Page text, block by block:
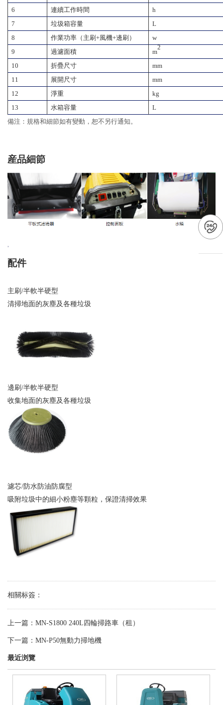
6
連續工作時間
h
7
垃圾箱容量
L
8
作業功率（主刷+風機+邊刷）
w
9
過濾面積 m
2
10 折疊尺寸
mm
11
展開尺寸
mm
12
淨重
kg
13
水箱容量
L
備注：規格和細節如有變動，恕不另行通知 。
産品細節
配件
主刷/半軟半硬型
清掃地面的灰塵及各種垃圾
邊刷/半軟半硬型
收集地面的灰塵及各種垃圾
濾芯/防水防油防腐型
吸附垃圾中的細小粉塵等顆粒，保證清掃效果
相關标簽：
上一篇： MN-S1800 240L四輪掃路車（租）
下一篇： MN-P50無動力掃地機
最近浏覽